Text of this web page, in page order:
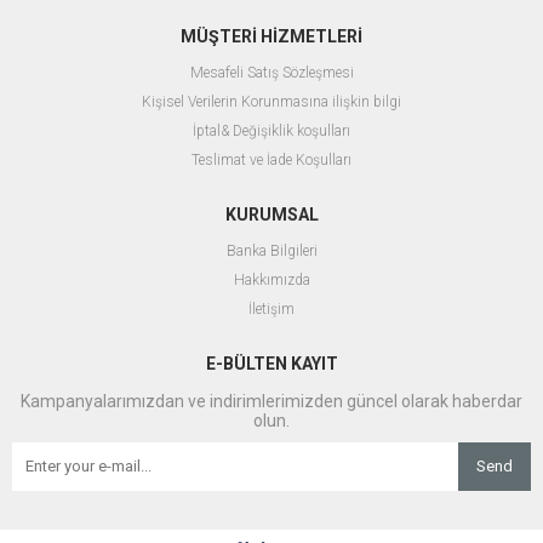
MÜŞTERİ HİZMETLERİ
Mesafeli Satış Sözleşmesi
Kişisel Verilerin Korunmasına ilişkin bilgi
İptal& Değişiklik koşulları
Teslimat ve İade Koşulları
KURUMSAL
Banka Bilgileri
Hakkımızda
İletişim
E-BÜLTEN KAYIT
Kampanyalarımızdan ve indirimlerimizden güncel olarak haberdar
olun.
Send